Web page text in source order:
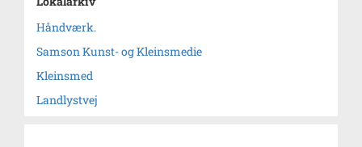
Håndværk.
Samson Kunst- og Kleinsmedie
Kleinsmed
Landlystvej